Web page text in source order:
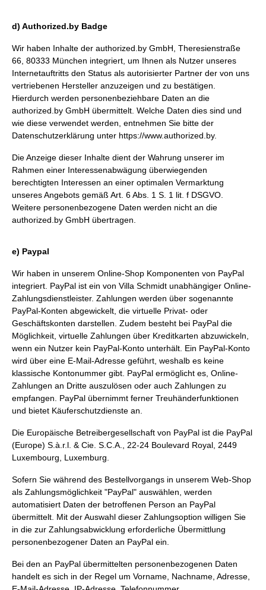
d) Authorized.by Badge
Wir haben Inhalte der authorized.by GmbH, Theresienstraße
66, 80333 München integriert, um Ihnen als Nutzer unseres
Internetauftritts den Status als autorisierter Partner der von uns
vertriebenen Hersteller anzuzeigen und zu bestätigen.
Hierdurch werden personenbeziehbare Daten an die
authorized.by GmbH übermittelt. Welche Daten dies sind und
wie diese verwendet werden, entnehmen Sie bitte der
Datenschutzerklärung unter https://www.authorized.by.
Die Anzeige dieser Inhalte dient der Wahrung unserer im
Rahmen einer Interessenabwägung überwiegenden
berechtigten Interessen an einer optimalen Vermarktung
unseres Angebots gemäß Art. 6 Abs. 1 S. 1 lit. f DSGVO.
Weitere personenbezogene Daten werden nicht an die
authorized.by GmbH übertragen.
e) Paypal
Wir haben in unserem Online-Shop Komponenten von PayPal
integriert. PayPal ist ein von Villa Schmidt unabhängiger Online-
Zahlungsdienstleister. Zahlungen werden über sogenannte
PayPal-Konten abgewickelt, die virtuelle Privat- oder
Geschäftskonten darstellen. Zudem besteht bei PayPal die
Möglichkeit, virtuelle Zahlungen über Kreditkarten abzuwickeln,
wenn ein Nutzer kein PayPal-Konto unterhält. Ein PayPal-Konto
wird über eine E-Mail-Adresse geführt, weshalb es keine
klassische Kontonummer gibt. PayPal ermöglicht es, Online-
Zahlungen an Dritte auszulösen oder auch Zahlungen zu
empfangen. PayPal übernimmt ferner Treuhänderfunktionen
und bietet Käuferschutzdienste an.
Die Europäische Betreibergesellschaft von PayPal ist die PayPal
(Europe) S.à.r.l. & Cie. S.C.A., 22-24 Boulevard Royal, 2449
Luxembourg, Luxemburg.
Sofern Sie während des Bestellvorgangs in unserem Web-Shop
als Zahlungsmöglichkeit "PayPal" auswählen, werden
automatisiert Daten der betroffenen Person an PayPal
übermittelt. Mit der Auswahl dieser Zahlungsoption willigen Sie
in die zur Zahlungsabwicklung erforderliche Übermittlung
personenbezogener Daten an PayPal ein.
Bei den an PayPal übermittelten personenbezogenen Daten
handelt es sich in der Regel um Vorname, Nachname, Adresse,